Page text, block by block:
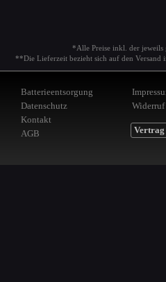
*Alle Preise inkl. der jeweils
**Die Lieferzeit bezieht sich auf den Versand
Batterieentsorgung
Datenschutz
Kontakt
AGB
Widerruf